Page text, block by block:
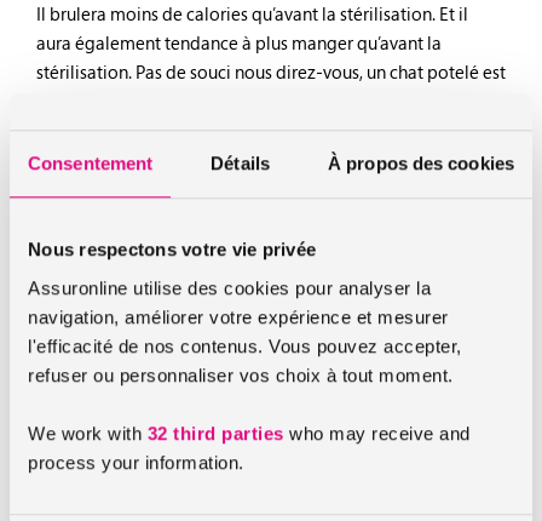
Consentement Détails À propos des cookies
Nous respectons votre vie privée
Assuronline utilise des cookies pour analyser la
navigation, améliorer votre expérience et mesurer
l'efficacité de nos contenus. Vous pouvez accepter,
refuser ou personnaliser vos choix à tout moment.
We work with 32 third parties who may receive and
process your information.
Il brulera moins de calories qu’avant la stérilisation. Et il
aura également tendance à plus manger qu’avant la
stérilisation. Pas de souci nous direz-vous, un chat potelé est
malheureusement des conséquences sur sa santé. Cela peut
Chat stérilisé : l’alimentation recommandée
Il conviendra d’opter pour une alimentation adaptée aux
chats stérilisés, qui sera en phase avec ses nouveaux besoins
stérilisé pourrait engendrer un risque de calculs urinaires. Il
existe des croquettes spécifiques pour chats stérilisés qu’il